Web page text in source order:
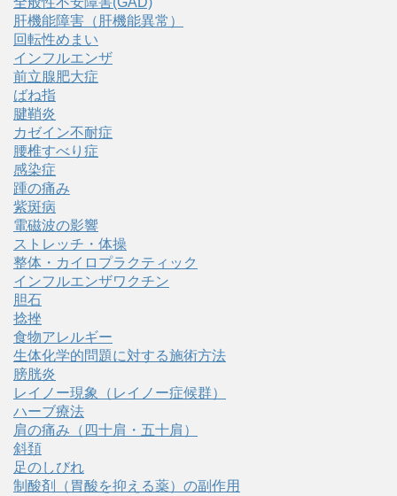
肝機能障害（肝機能異常）
回転性めまい
インフルエンザ
前立腺肥大症
ばね指
腱鞘炎
カゼイン不耐症
腰椎すべり症
感染症
踵の痛み
紫斑病
電磁波の影響
ストレッチ・体操
整体・カイロプラクティック
インフルエンザワクチン
胆石
捻挫
食物アレルギー
生体化学的問題に対する施術方法
膀胱炎
レイノー現象（レイノー症候群）
ハーブ療法
肩の痛み（四十肩・五十肩）
斜頚
足のしびれ
制酸剤（胃酸を抑える薬）の副作用